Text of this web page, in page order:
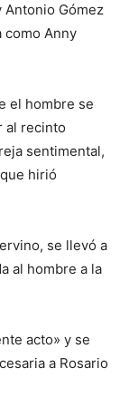
Antonio Gómez
como Anny
el hombre se
al recinto
sentimental,
hirió
se llevó a
al hombre a la
acto» y se
a Rosario